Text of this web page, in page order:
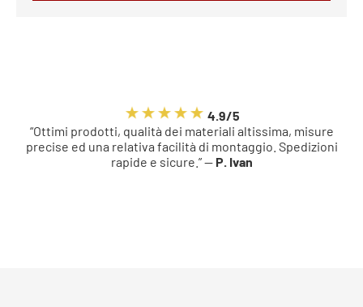
4.9/5
“Ottimi prodotti, qualità dei materiali altissima, misure
precise ed una relativa facilità di montaggio. Spedizioni
rapide e sicure.” — P. Ivan